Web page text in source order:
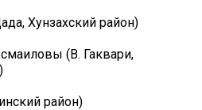
Хунзахский район)
(В. Гаквари,
район)